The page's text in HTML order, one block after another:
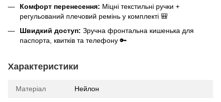
Комфорт перенесення: Міцні текстильні ручки +
регульований плечовий ремінь у комплекті 🎒
Швидкий доступ: Зручна фронтальна кишенька для
паспорта, квитків та телефону 🔑
Характеристики
Матеріал Нейлон